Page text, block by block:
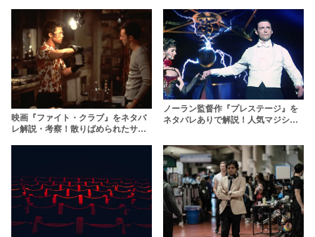
映画『ファイト・クラブ』をネタバ
レ解説・考察！散りばめられたサブ
ノーラン監督作『プレステージ』を
ネタバレありで解説！人気マジシャ